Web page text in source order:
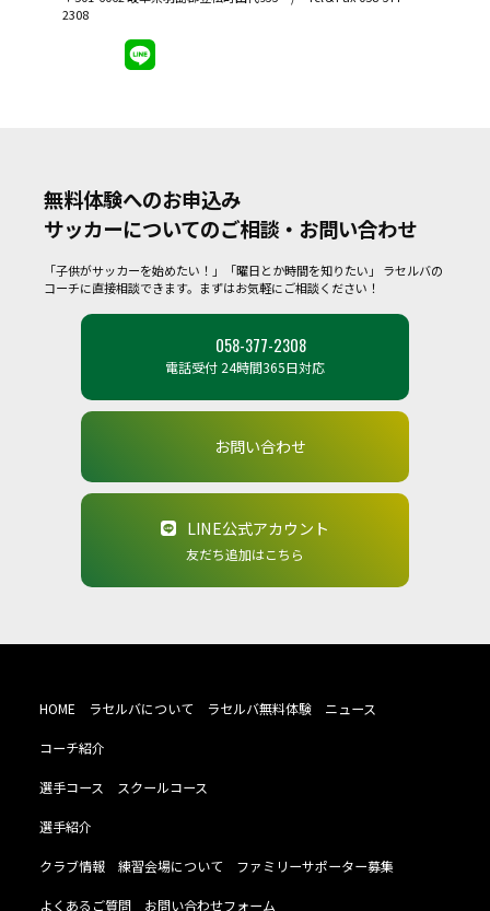
2308
無料体験へのお申込み
サッカーについてのご相談・お問い合わせ
「子供がサッカーを始めたい！」「曜日とか時間を知りたい」
ラセルバの
コーチに直接相談できます。まずはお気軽にご相談ください！
058-377-2308
電話受付 24時間365日対応
お問い合わせ
LINE公式アカウント
友だち追加はこちら
HOME ラセルバについて ラセルバ無料体験 ニュース
コーチ紹介
選手コース スクールコース
選手紹介
クラブ情報 練習会場について ファミリーサポーター募集
よくあるご質問 お問い合わせフォーム